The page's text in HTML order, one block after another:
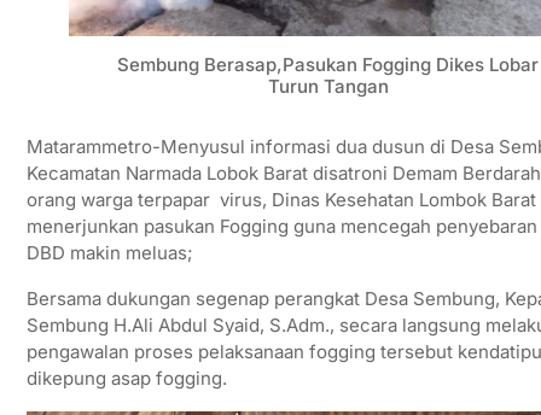
Sembung Berasap,Pasukan Fogging Dikes Lobar
Turun Tangan
Matarammetro-Menyusul informasi dua dusun di Desa
Kecamatan Narmada Lobok Barat disatroni Demam
orang warga terpapar virus, Dinas Kesehatan Lombok Barat
menerjunkan pasukan Fogging guna mencegah penyebaran
DBD makin meluas;
Bersama dukungan segenap perangkat Desa Sembung,
Sembung H.Ali Abdul Syaid, S.Adm., secara langsung
pengawalan proses pelaksanaan fogging tersebut
dikepung asap fogging.